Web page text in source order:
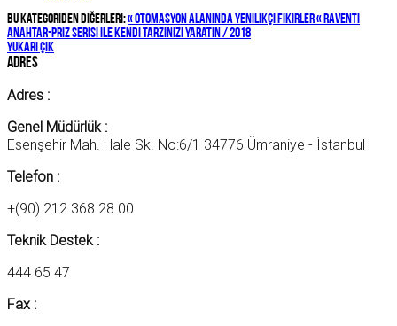
Bu kategoriden diğerleri:« Otomasyon Alanında Yenilikçi Fikirler« Raventi
anahtar-priz serisi ile kendi tarzınızı yaratın / 2018
yukarı çık
Adres
Adres :
Genel Müdürlük :
Esenşehir Mah. Hale Sk. No:6/1 34776 Ümraniye - İstanbul
Telefon :
+(90) 212 368 28 00
Teknik Destek :
444 65 47
Fax :